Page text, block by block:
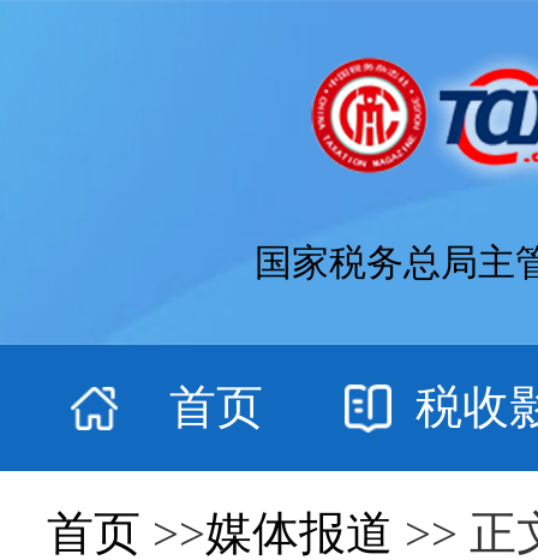
国家税务总局主
首页 税收
首页 >>媒体报道 >> 正